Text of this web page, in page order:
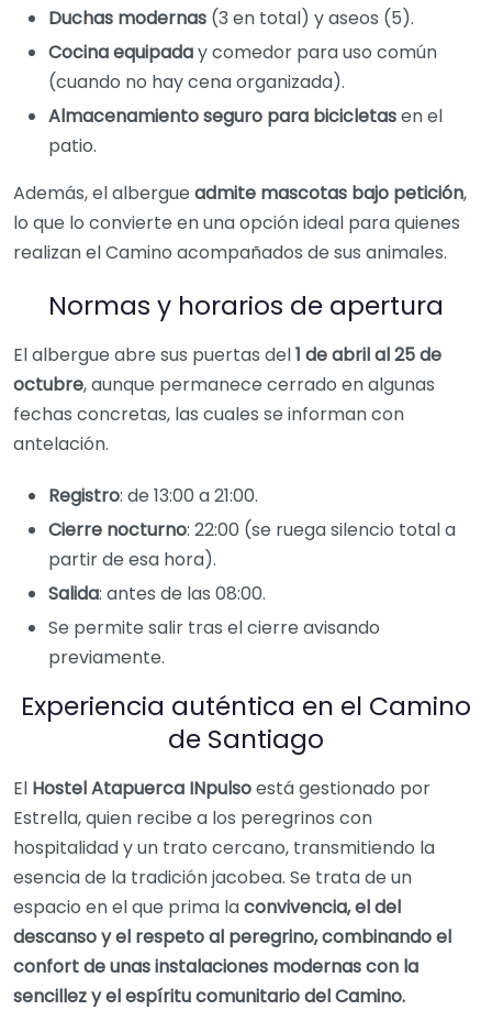
Duchas modernas (3 en total) y aseos (5).
Cocina equipaday comedor para uso común
(cuando no hay cena organizada).
Almacenamiento seguro para bicicletasen el
patio.
Además, el albergue admite mascotas bajo petición,
lo que lo convierte en una opción ideal para quienes
realizan el Camino acompañados de sus animales.
Normas y horarios de apertura
El albergue abre sus puertas del1 de abril al 25 de
octubre, aunque permanece cerrado en algunas
fechas concretas, las cuales se informan con
antelación.
Registro: de 13:00 a 21:00.
Cierre nocturno: 22:00 (se ruega silencio total a
partir de esa hora).
Salida: antes de las 08:00.
Se permite salir tras el cierre avisando
previamente.
Experiencia auténtica en el Camino
de Santiago
El Hostel Atapuerca INpulsoestá gestionado por
Estrella, quien recibe a los peregrinos con
hospitalidad y un trato cercano, transmitiendo la
esencia de la tradición jacobea. Se trata de un
espacio en el que prima laconvivencia, el del
descanso y el respeto al peregrino, combinando el
confort de unas instalaciones modernas con la
sencillez y el espíritu comunitario del Camino.